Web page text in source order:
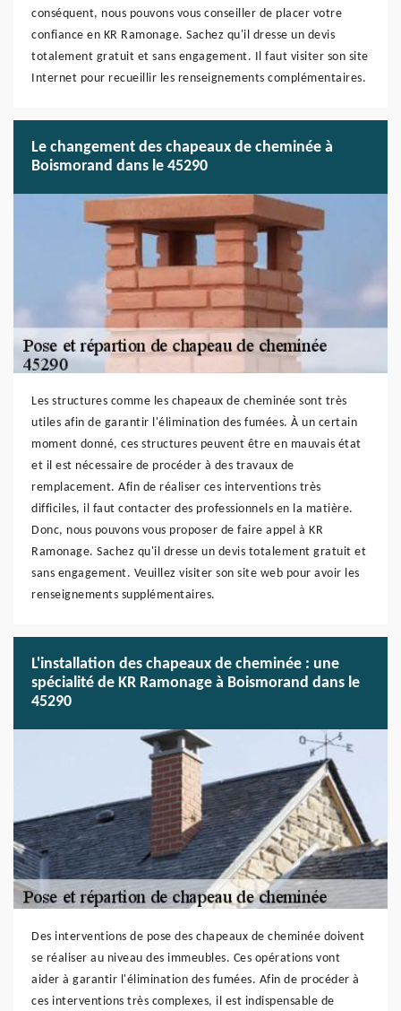
conséquent, nous pouvons vous conseiller de placer votre
confiance en KR Ramonage. Sachez qu'il dresse un devis
totalement gratuit et sans engagement. Il faut visiter son site
Internet pour recueillir les renseignements complémentaires.
Le changement des chapeaux de cheminée à
Boismorand dans le 45290
Les structures comme les chapeaux de cheminée sont très
utiles afin de garantir l'élimination des fumées. À un certain
moment donné, ces structures peuvent être en mauvais état
et il est nécessaire de procéder à des travaux de
remplacement. Afin de réaliser ces interventions très
difficiles, il faut contacter des professionnels en la matière.
Donc, nous pouvons vous proposer de faire appel à KR
Ramonage. Sachez qu'il dresse un devis totalement gratuit et
sans engagement. Veuillez visiter son site web pour avoir les
renseignements supplémentaires.
L'installation des chapeaux de cheminée : une
spécialité de KR Ramonage à Boismorand dans le
45290
Des interventions de pose des chapeaux de cheminée doivent
se réaliser au niveau des immeubles. Ces opérations vont
aider à garantir l'élimination des fumées. Afin de procéder à
ces interventions très complexes, il est indispensable de